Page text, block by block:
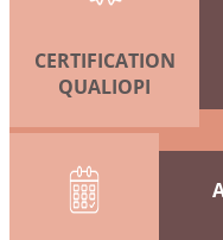
CERTIFICATION
QUALIOPI
Taux de
Evaluation
cette